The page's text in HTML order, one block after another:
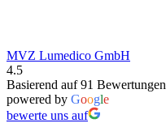
MVZ Lumedico GmbH
4.5
Basierend auf 91 Bewertungen
powered by Google
bewerte uns auf